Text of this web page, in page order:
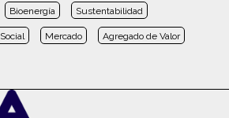
Bioenergía Sustentabilidad
Social Mercado Agregado de Valor